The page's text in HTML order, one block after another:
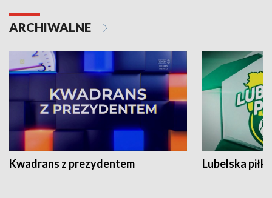
ARCHIWALNE
Kwadrans z prezydentem Lubelska piłka